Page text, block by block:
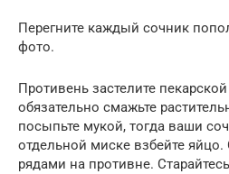
Перегните каждый сочник
фото.
Противень застелите
обязательно смажьте
посыпьте мукой, тогда ваши
отдельной миске взбейте
рядами на противне.